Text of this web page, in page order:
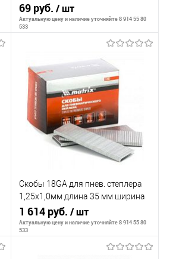
стандартный бортик, ЗУБР
Профессионал
69 руб./ шт
Актуальную цену и наличие уточняйте 8 914 55 80
533
В корзину
К сравнению
В избранное
В наличии
Скобы 18GA для пнев. степлера
1,25х1,0мм длина 35 мм ширина
5,7 мм, 5000 шт// Matrix
1 614 руб./ шт
Актуальную цену и наличие уточняйте 8 914 55 80
533